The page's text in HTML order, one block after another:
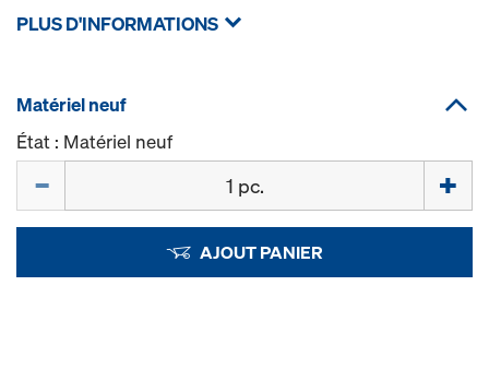
PLUS D'INFORMATIONS
Matériel neuf
État : Matériel neuf
AJOUT PANIER